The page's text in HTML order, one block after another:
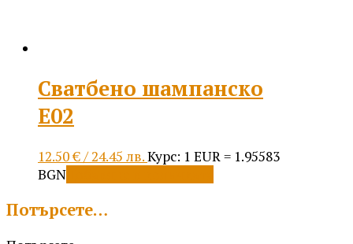
Сватбено шампанско
Е02
12.50€/ 24.45 лв.Курс: 1 EUR = 1.95583
BGN
Потърсете…